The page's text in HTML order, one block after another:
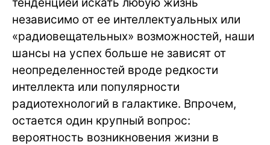
независимо от ее интеллектуальных или
«радиовещательных» возможностей, наши
шансы на успех больше не зависят от
неопределенностей вроде редкости
интеллекта или популярности
радиотехнологий в галактике. Впрочем,
остается один крупный вопрос:
вероятность возникновения жизни в